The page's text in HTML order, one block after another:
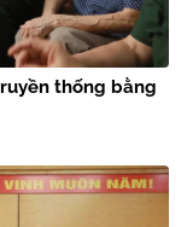
thống bằng